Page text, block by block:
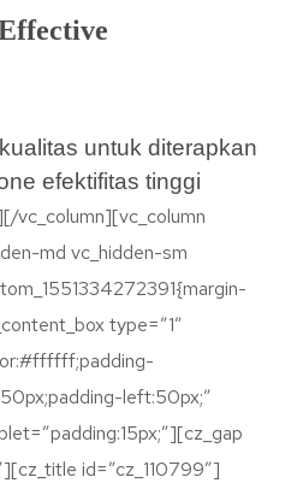
untuk diterapkan
efektifitas tinggi
vc_column][vc_column
md vc_hidden-sm
type=”1″
left:50px;”
id=”cz_110799″]